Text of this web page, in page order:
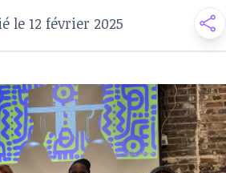
le 12 février 2025